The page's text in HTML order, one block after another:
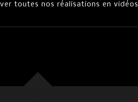
toutes nos réalisations en vidéos